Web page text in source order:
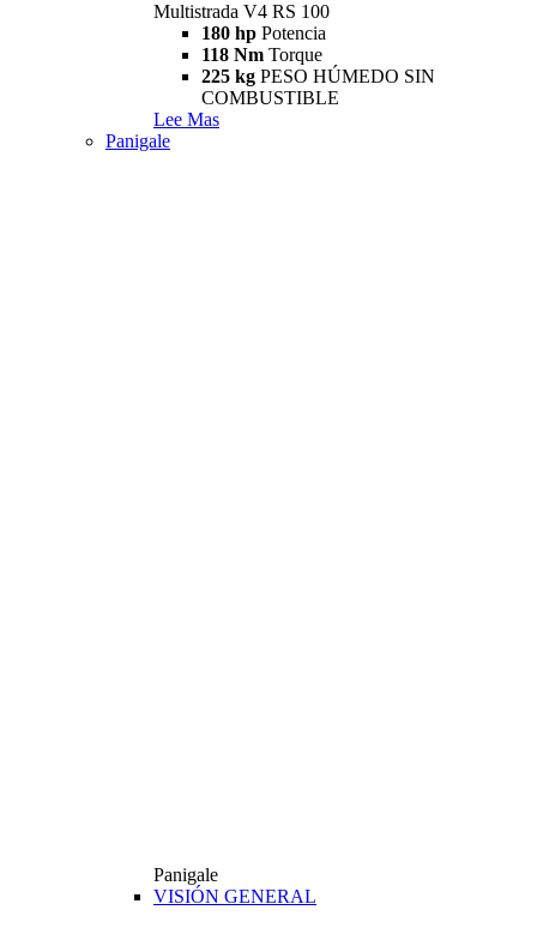
Multistrada V4 RS 100
180 hp Potencia
118 Nm Torque
225 kg PESO HÚMEDO SIN
COMBUSTIBLE
Lee Mas
Panigale
Panigale
VISIÓN GENERAL